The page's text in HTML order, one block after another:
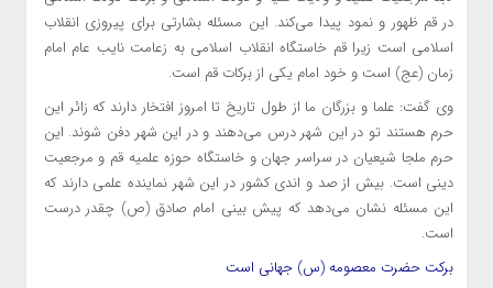
در قم ظهور و نمود پیدا می‌کند. این مسئله بشارتی برای پیروزی انقلاب
اسلامی است زیرا قم خاستگاه انقلاب اسلامی به زعامت نایب عام امام
زمان (عج) است و خود امام یکی از برکات قم است.
وی گفت: علما و بزرگان ما از طول تاریخ تا امروز افتخار دارند که زائر این
حرم هستند تو در این شهر درس می‌دهند و در این شهر دفن شوند. این
حرم ملجا شیعیان در سراسر جهان و خاستگاه حوزه علمیه قم و مرجعیت
دینی است. بیش از صد و اندیکشور در این شهر نماینده علمی دارند که
این مسئله نشان می‌دهد که پیش بینی امام صادق (ص) چقدر درست
است.
برکت حضرت معصومه (س) جهانی است